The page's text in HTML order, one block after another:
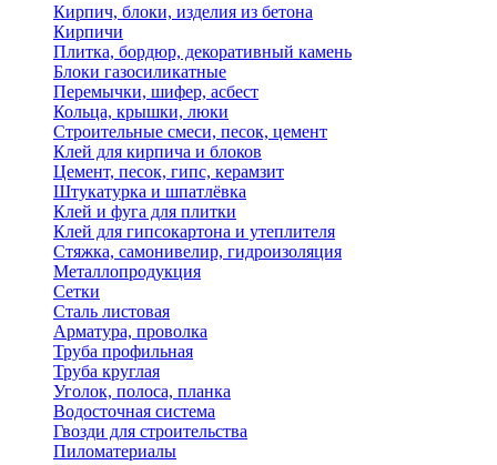
Кирпич, блоки, изделия из бетона
Кирпичи
Плитка, бордюр, декоративный камень
Блоки газосиликатные
Перемычки, шифер, асбест
Кольца, крышки, люки
Строительные смеси, песок, цемент
Клей для кирпича и блоков
Цемент, песок, гипс, керамзит
Штукатурка и шпатлёвка
Клей и фуга для плитки
Клей для гипсокартона и утеплителя
Стяжка, самонивелир, гидроизоляция
Металлопродукция
Сетки
Сталь листовая
Арматура, проволка
Труба профильная
Труба круглая
Уголок, полоса, планка
Водосточная система
Гвозди для строительства
Пиломатериалы